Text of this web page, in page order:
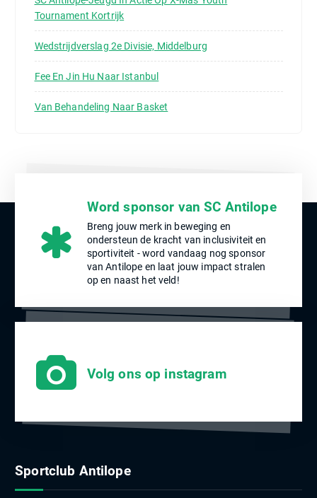
Tournament Kortrijk
Wedstrijdverslag 2e Divisie, Middelburg
Fee En Jin Hu Naar Istanbul
Van Behandeling Naar Basket
Word sponsor van SC Antilope
Breng jouw merk in beweging en
ondersteun de kracht van inclusiviteit en
sportiviteit - word vandaag nog sponsor
van Antilope en laat jouw impact stralen
op en naast het veld!
Volg ons op instagram
Sportclub Antilope